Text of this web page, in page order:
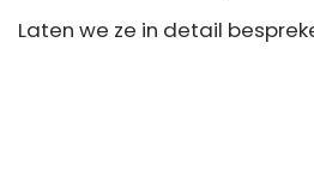
Laten we ze in detail